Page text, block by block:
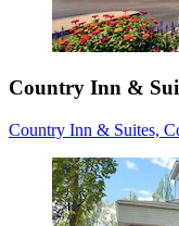
Country Inn &
Country Inn & Suites,